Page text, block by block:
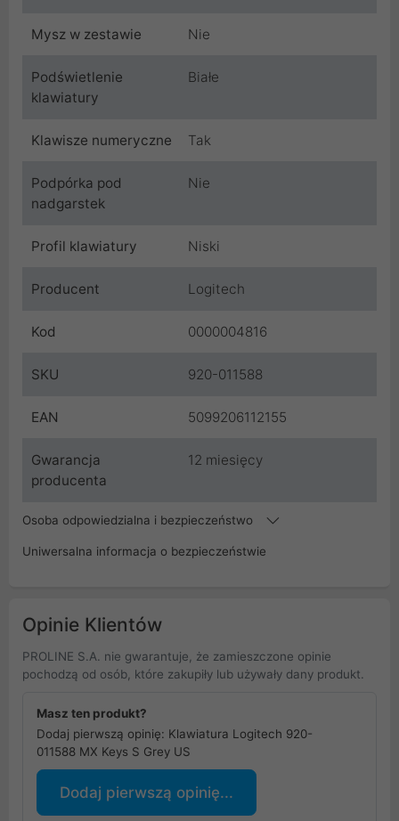
Mysz w zestawie Nie
Podświetlenie
klawiatury
Białe
Klawisze numeryczne Tak
Podpórka pod
nadgarstek
Nie
Profil klawiatury Niski
Producent Logitech
Kod 0000004816
SKU 920-011588
EAN 5099206112155
Gwarancja
producenta
12 miesięcy
Osoba odpowiedzialna i bezpieczeństwo
Uniwersalna informacja o bezpieczeństwie
Opinie Klientów
PROLINE S.A. nie gwarantuje, że zamieszczone opinie
pochodzą od osób, które zakupiły lub używały dany produkt.
Masz ten produkt?
Dodaj pierwszą opinię: Klawiatura Logitech 920-
011588 MX Keys S Grey US
Dodaj pierwszą opinię...